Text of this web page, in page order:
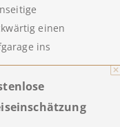
einen
ins